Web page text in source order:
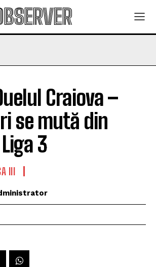
Craiova –
se mută din
3
III